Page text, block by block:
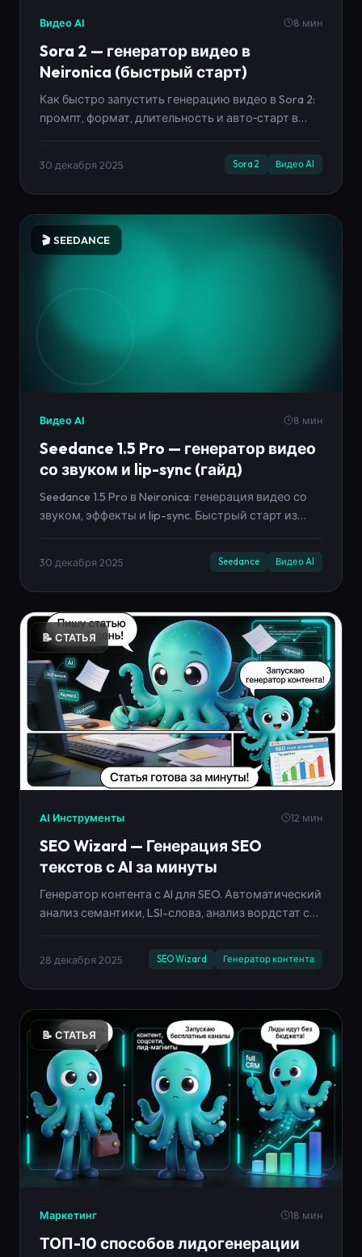
Видео AI 8 мин
Sora 2 — генератор видео в
Neironica (быстрый старт)
Как быстро запустить генерацию видео в Sora 2:
промпт, формат, длительность и авто‑старт в
30 декабря 2025 Sora 2 Видео AI
🎬 SEEDANCE
Видео AI 8 мин
Seedance 1.5 Pro — генератор видео
со звуком и lip-sync (гайд)
Seedance 1.5 Pro в Neironica: генерация видео со
звуком, эффекты и lip-sync. Быстрый старт из
30 декабря 2025 Seedance Видео AI
📝 СТАТЬЯ
AI Инструменты 12 мин
SEO Wizard — Генерация SEO
текстов с AI за минуты
Генератор контента с AI для SEO. Автоматический
анализ семантики, LSI-слова, анализ вордстат с
28 декабря 2025 SEO Wizard Генератор контента
📝 СТАТЬЯ
Маркетинг 18 мин
ТОП-10 способов лидогенерации